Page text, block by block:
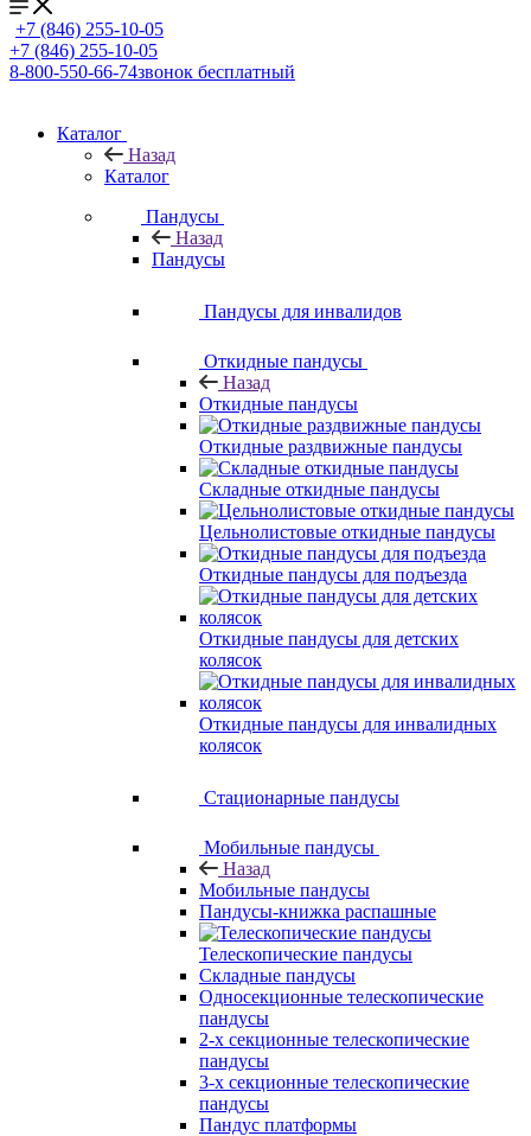
+7 (846) 255-10-05
+7 (846) 255-10-05
8-800-550-66-74звонок бесплатный
Каталог
Назад
Каталог
Пандусы
Назад
Пандусы
Пандусы для инвалидов
Откидные пандусы
Назад
Откидные пандусы
Откидные раздвижные пандусы
Складные откидные пандусы
Цельнолистовые откидные пандусы
Откидные пандусы для подъезда
Откидные пандусы для детских
колясок
Откидные пандусы для инвалидных
колясок
Стационарные пандусы
Мобильные пандусы
Назад
Мобильные пандусы
Пандусы-книжка распашные
Телескопические пандусы
Складные пандусы
Односекционные телескопические
пандусы
2-х секционные телескопические
пандусы
3-х секционные телескопические
пандусы
Пандус платформы